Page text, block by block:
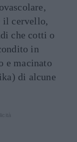
il cervello,
che cotti o
in
e macinato
di alcune